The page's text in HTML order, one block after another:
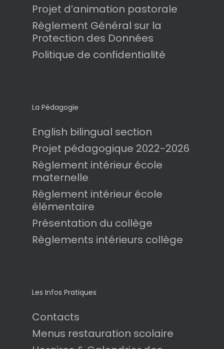
Projet d’animation pastorale
Règlement Général sur la
Protection des Données
Politique de confidentialité
La Pédagogie
English bilingual section
Projet pédagogique 2022-2026
Règlement intérieur école
maternelle
Règlement intérieur école
élémentaire
Présentation du collège
Règlements intérieurs collège
Les Infos Pratiques
Contacts
Menus restauration scolaire